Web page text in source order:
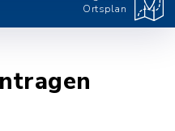
Ortsplan